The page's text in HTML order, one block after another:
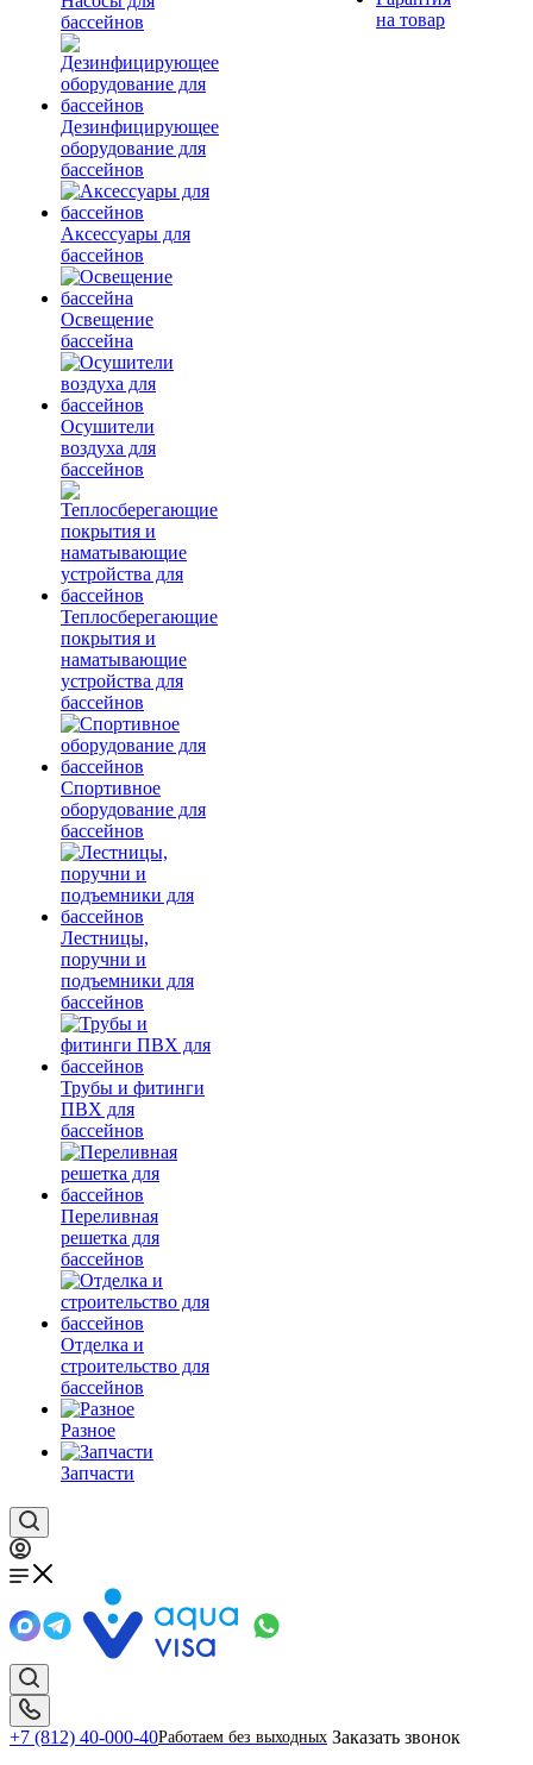
бассейнов
Дезинфицирующее
оборудование для
бассейнов
Аксессуары для
бассейнов
Освещение
бассейна
Осушители
воздуха для
бассейнов
Теплосберегающие
покрытия и
наматывающие
устройства для
бассейнов
Спортивное
оборудование для
бассейнов
Лестницы,
поручни и
подъемники для
бассейнов
Трубы и фитинги
ПВХ для
бассейнов
Переливная
решетка для
бассейнов
Отделка и
строительство для
бассейнов
Разное
Запчасти
на товар
+7 (812) 40-000-40Работаем без выходных Заказать звонок